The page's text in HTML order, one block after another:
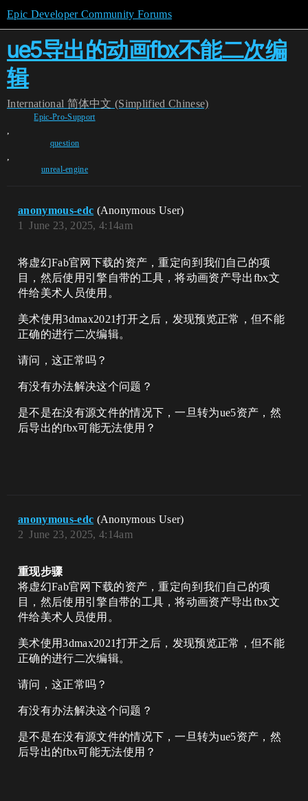
Epic Developer Community Forums
ue5导出的动画fbx不能二次编
辑
International 简体中文 (Simplified Chinese)
Epic-Pro-Support
,
question
,
unreal-engine
anonymous-edc (Anonymous User)
June 23, 2025, 4:14am
1
将虚幻Fab官网下载的资产，重定向到我们自己的项
目，然后使用引擎自带的工具，将动画资产导出fbx文
件给美术人员使用。
美术使用3dmax2021打开之后，发现预览正常，但不能
正确的进行二次编辑。
请问，这正常吗？
有没有办法解决这个问题？
是不是在没有源文件的情况下，一旦转为ue5资产，然
后导出的fbx可能无法使用？
anonymous-edc (Anonymous User)
June 23, 2025, 4:14am
2
重现步骤
将虚幻Fab官网下载的资产，重定向到我们自己的项
目，然后使用引擎自带的工具，将动画资产导出fbx文
件给美术人员使用。
美术使用3dmax2021打开之后，发现预览正常，但不能
正确的进行二次编辑。
请问，这正常吗？
有没有办法解决这个问题？
是不是在没有源文件的情况下，一旦转为ue5资产，然
后导出的fbx可能无法使用？